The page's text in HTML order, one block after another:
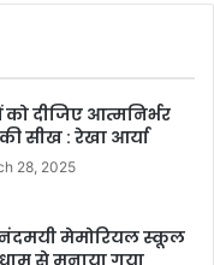
को दीजिए आत्मनिर्भर
सीख : रेखा आर्या
28, 2025
मेमोरियल स्कूल
से मनाया गया